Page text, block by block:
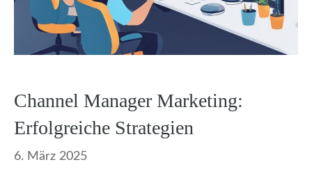
Channel Manager Marketing:
Erfolgreiche Strategien
6. März 2025